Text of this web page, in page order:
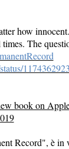
how
The
book on
Record", è in